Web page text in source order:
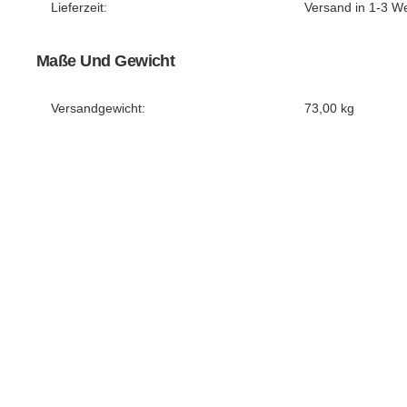
Lieferzeit: Versand in 1-3
Maße Und Gewicht
Versandgewicht: 73,00 kg